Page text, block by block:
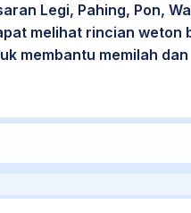
Legi, Pahing, Pon,
melihat rincian weton
membantu memilah dan